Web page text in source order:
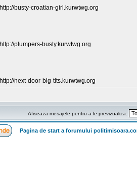
http://busty-croatian-girl.kurwtwg.org
http://plumpers-busty.kurwtwg.org
http://next-door-big-tits.kurwtwg.org
Afiseaza mesajele pentru a le previzualiza:
Pagina de start a forumului